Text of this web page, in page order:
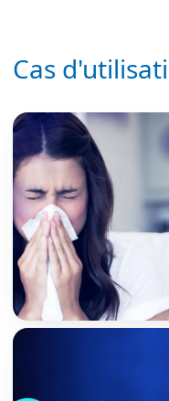
Cas